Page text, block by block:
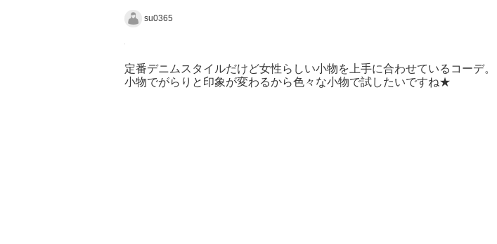
su0365
定番デニムスタイルだけど女性らしい小物を上手に合わせているコーデ。
小物でがらりと印象が変わるから色々な小物で試したいですね★